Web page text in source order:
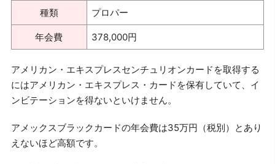
種類 プロパー
年会費 378,000円
アメリカン・エキスプレスセンチュリオンカードを取得する
にはアメリカン・エキスプレス・カードを保有していて、イ
ンビテーションを得ないといけません。
アメックスブラックカードの年会費は35万円（税別）とあり
えないほど高額です。